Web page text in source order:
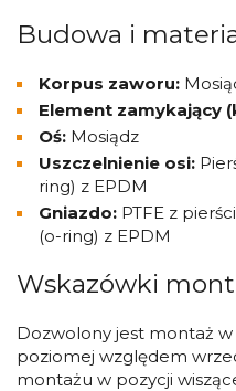
Budowa i
Korpus zaworu:
Element zamykający
Oś: Mosiądz
Uszczelnienie osi:
ring) z EPDM
Gniazdo: PTFE z
(o-ring) z EPDM
Wskazówki
Dozwolony jest montaż
poziomej względem
montażu w pozycji